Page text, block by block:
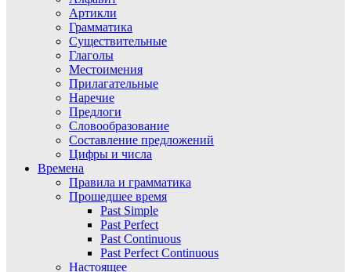
Артикли
Грамматика
Существительные
Глаголы
Местоимения
Прилагательные
Наречие
Предлоги
Словообразование
Составление предложений
Цифры и числа
Времена
Правила и грамматика
Прошедшее время
Past Simple
Past Perfect
Past Continuous
Past Perfect Continuous
Настоящее